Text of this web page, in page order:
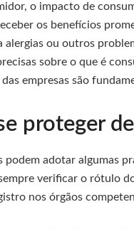
o impacto de
os benefícios
alergias ou outros
sobre o que é
empresas são
proteger
podem adotar algumas
verificar o rótulo
nos órgãos